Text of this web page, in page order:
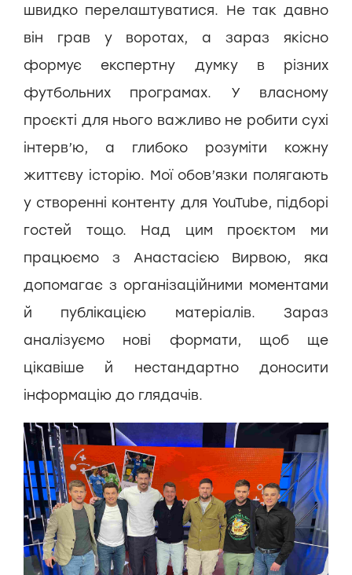
швидко перелаштуватися. Не так давно
він грав у воротах, а зараз якісно
формує експертну думку в різних
футбольних програмах. У власному
проєкті для нього важливо не робити сухі
інтерв’ю, а глибоко розуміти кожну
життєву історію. Мої обов’язки полягають
у створенні контенту для YouTube, підборі
гостей тощо. Над цим проєктом ми
працюємо з Анастасією Вирвою, яка
допомагає з організаційними моментами
й публікацією матеріалів. Зараз
аналізуємо нові формати, щоб ще
цікавіше й нестандартно доносити
інформацію до глядачів.